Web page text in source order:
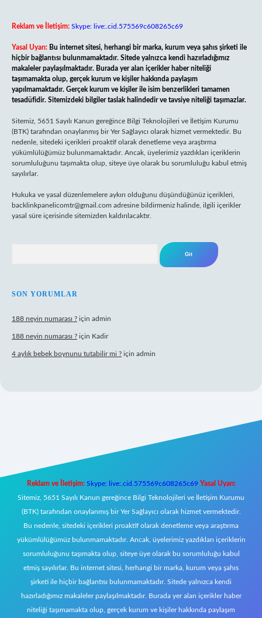
Reklam ve İletişim: Skype: live:.cid.575569c608265c69
Yasal Uyarı: Bu internet sitesi, herhangi bir marka, kurum veya şahıs şirketi ile
hiçbir bağlantısı bulunmamaktadır. Sitede yalnızca kendi hazırladığımız
makaleler paylaşılmaktadır. Burada yer alan içerikler haber niteliği
taşımamakta olup, gerçek kurum ve kişiler hakkında paylaşım
yapılmamaktadır. Gerçek kurum ve kişiler ile isim benzerlikleri tamamen
tesadüfidir. Sitemizdeki bilgiler taslak halindedir ve tavsiye niteliği taşımazlar.
Sitemiz, 5651 Sayılı Kanun gereğince Bilgi Teknolojileri ve İletişim Kurumu
(BTK) tarafından onaylanmış bir Yer Sağlayıcı olarak hizmet vermektedir. Bu
nedenle, sitedeki içerikleri proaktif olarak denetleme veya araştırma
yükümlülüğümüz bulunmamaktadır. Ancak, üyelerimiz yazdıkları içeriklerin
sorumluluğunu taşımakta olup, siteye üye olarak bu sorumluluğu kabul etmiş
sayılırlar.
Hukuka ve yasal düzenlemelere aykırı olduğunu düşündüğünüz içerikleri,
backlinkpanelicomtr@gmail.com adresine bildirmeniz halinde, ilgili içerikler
yasal süre içerisinde sitemizden kaldırılacaktır.
SON YORUMLAR
188 neyin numarası ? için admin
188 neyin numarası ? için Kadir
4 aylık bebek boynunu tutabilir mi ? için admin
Reklam ve İletişim: Skype: live:.cid.575569c608265c69 Yasal Uyarı:
Sitemiz, 5651 Sayılı Kanun gereğince Bilgi Teknolojileri ve İletişim Kurumu
(BTK) tarafından onaylanmış bir Yer Sağlayıcı olarak hizmet vermektedir.
Bu nedenle, sitedeki içerikleri proaktif olarak denetleme veya araştırma
yükümlülüğümüz bulunmamaktadır. Ancak, üyelerimiz yazdıkları içeriklerin
sorumluluğunu taşımakta olup, siteye üye olarak bu sorumluluğu kabul
etmiş sayılırlar. Bu internet sitesi, herhangi bir marka, kurum veya şahıs
şirketi ile hiçbir bağlantısı bulunmamaktadır. Sitede yalnızca kendi
hazırladığımız makaleler paylaşılmaktadır. Burada yer alan içerikler haber
niteliği taşımamakta olup, gerçek kurum ve kişiler hakkında paylaşım